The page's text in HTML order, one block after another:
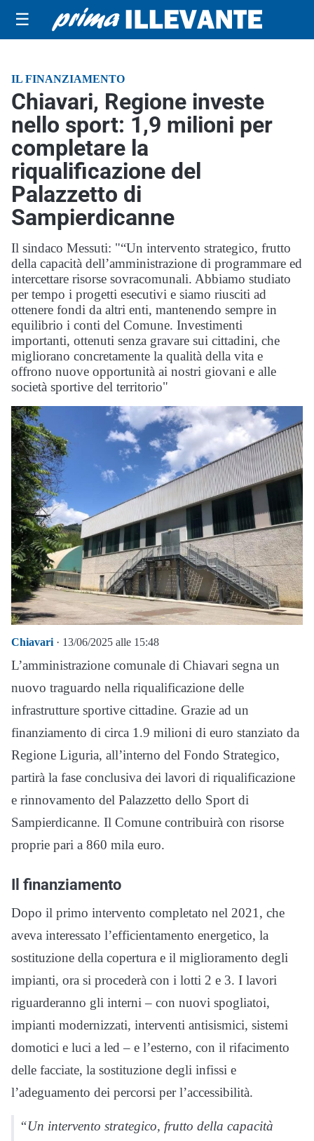
☰
IL FINANZIAMENTO
Chiavari, Regione investe
nello sport: 1,9 milioni per
completare la
riqualificazione del
Palazzetto di
Sampierdicanne
Il sindaco Messuti: "“Un intervento strategico, frutto
della capacità dell’amministrazione di programmare ed
intercettare risorse sovracomunali. Abbiamo studiato
per tempo i progetti esecutivi e siamo riusciti ad
ottenere fondi da altri enti, mantenendo sempre in
equilibrio i conti del Comune. Investimenti
importanti, ottenuti senza gravare sui cittadini, che
migliorano concretamente la qualità della vita e
offrono nuove opportunità ai nostri giovani e alle
società sportive del territorio"
Chiavari · 13/06/2025 alle 15:48
L’amministrazione comunale di Chiavari segna un
nuovo traguardo nella riqualificazione delle
infrastrutture sportive cittadine. Grazie ad un
finanziamento di circa 1.9 milioni di euro stanziato da
Regione Liguria, all’interno del Fondo Strategico,
partirà la fase conclusiva dei lavori di riqualificazione
e rinnovamento del Palazzetto dello Sport di
Sampierdicanne. Il Comune contribuirà con risorse
proprie pari a 860 mila euro.
Il finanziamento
Dopo il primo intervento completato nel 2021, che
aveva interessato l’efficientamento energetico, la
sostituzione della copertura e il miglioramento degli
impianti, ora si procederà con i lotti 2 e 3. I lavori
riguarderanno gli interni – con nuovi spogliatoi,
impianti modernizzati, interventi antisismici, sistemi
domotici e luci a led – e l’esterno, con il rifacimento
delle facciate, la sostituzione degli infissi e
l’adeguamento dei percorsi per l’accessibilità.
“Un intervento strategico, frutto della capacità